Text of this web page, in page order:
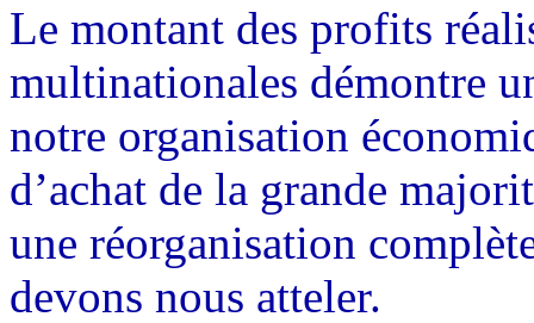
Le montant des profits
multinationales démontre
notre organisation
d’achat de la grande
une réorganisation
devons nous atteler.